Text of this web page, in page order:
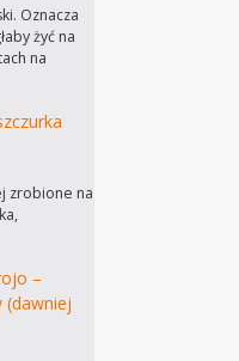
Oznacza
żyć na
na
zrobione na
–
(dawniej